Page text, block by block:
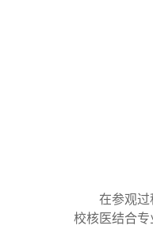
在参观
校核医结合专